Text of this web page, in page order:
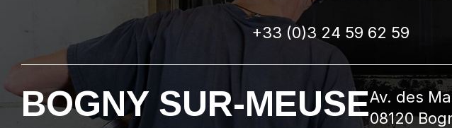
+33 (0)3 24 59 62 59
BOGNY SUR-MEUSEAv. des
08120